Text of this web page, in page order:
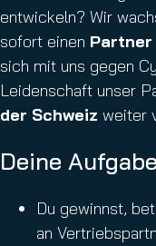
entwickeln? Wir
sofort einen
sich mit uns gegen
Leidenschaft unser
der Schweiz weiter
Deine
Du gewinnst,
an